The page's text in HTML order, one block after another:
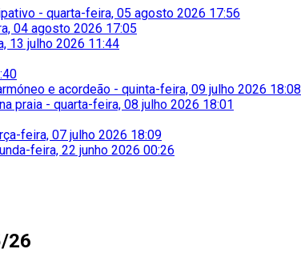
- quarta-feira, 05 agosto 2026 17:56
04 agosto 2026 17:05
13 julho 2026 11:44
e acordeão - quinta-feira, 09 julho 2026 18:08
praia - quarta-feira, 08 julho 2026 18:01
feira, 07 julho 2026 18:09
feira, 22 junho 2026 00:26
26